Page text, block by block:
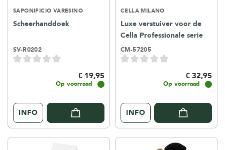
SAPONIFICIO VARESINO
Scheerhanddoek
SV-R0202
€ 19,95
Op voorraad
INFO
CELLA MILANO
Luxe verstuiver voor de
Cella Professionale serie
CM-57205
€ 32,95
Op voorraad
INFO